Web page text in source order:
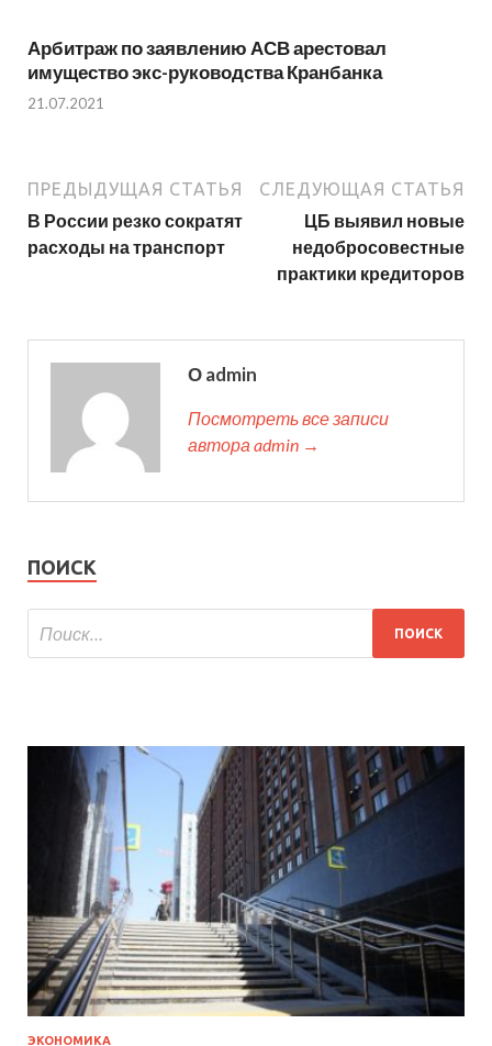
Арбитраж по заявлению АСВ арестовал
имущество экс-руководства Кранбанка
21.07.2021
ПРЕДЫДУЩАЯ СТАТЬЯ
В России резко сократят
расходы на транспорт
СЛЕДУЮЩАЯ СТАТЬЯ
ЦБ выявил новые
недобросовестные
практики кредиторов
О admin
Посмотреть все записи
автора admin →
ПОИСК
ЭКОНОМИКА